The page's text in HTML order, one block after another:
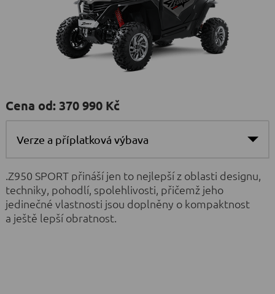
Cena od:370 990 Kč
Verze a příplatková výbava
.Z950 SPORT přináší jen to nejlepší z oblasti designu,
techniky, pohodlí, spolehlivosti, přičemž jeho
jedinečné vlastnosti jsou doplněny o kompaktnost
a ještě lepší obratnost.